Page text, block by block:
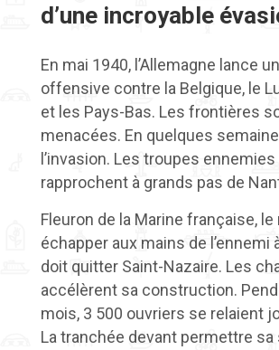
d’une incroyable
En mai 1940, l’Allemagne lance
offensive contre la Belgique, le
et les Pays-Bas. Les frontières
menacées. En quelques
l’invasion. Les troupes ennemies
rapprochent à grands pas de
Fleuron de la Marine française,
échapper aux mains de l’ennemi
doit quitter Saint-Nazaire. Les
accélèrent sa construction.
mois, 3 500 ouvriers se relaient
La tranchée devant permettre sa